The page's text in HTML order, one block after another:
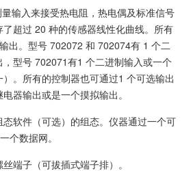
输入来接受热电阻，热电偶及标准信号
了超过 20 种的传感器线性化曲线。所有
出。型号 702072 和 702074有 1 个二
型号 702071有1 个二进制输入或一个
。所有的控制器也可通过1 个可选输出
器输出或是一个摸拟输出。
软件（可选）的组态。仪器通过一个可
个数据网。
端子（可拔插式端子排）。